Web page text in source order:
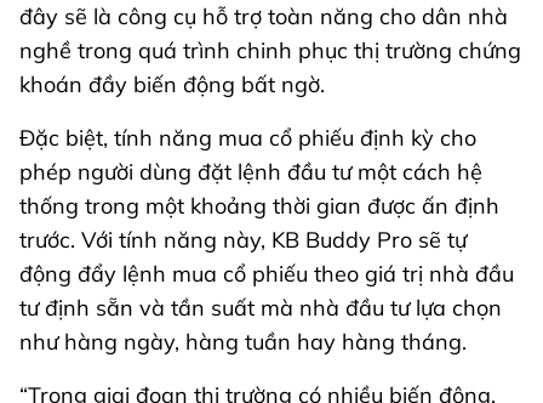
đây sẽ là công cụ hỗ trợ toàn năng cho dân nhà
nghề trong quá trình chinh phục thị trường chứng
khoán đầy biến động bất ngờ.
Đặc biệt, tính năng mua cổ phiếu định kỳ cho
phép người dùng đặt lệnh đầu tư một cách hệ
thống trong một khoảng thời gian được ấn định
trước. Với tính năng này, KB Buddy Pro sẽ tự
động đẩy lệnh mua cổ phiếu theo giá trị nhà đầu
tư định sẵn và tần suất mà nhà đầu tư lựa chọn
như hàng ngày, hàng tuần hay hàng tháng.
“Trong giai đoạn thị trường có nhiều biến động,